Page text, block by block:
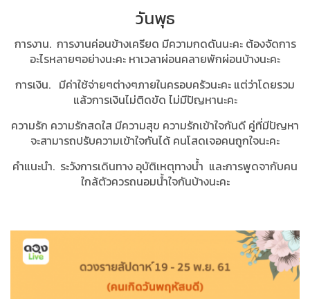
วันพุธ
การงาน. การงานค่อนข้างเครียด มีความกดดันนะคะ ต้องจัดการ
อะไรหลายๆอย่างนะคะ หาเวลาผ่อนคลายพักผ่อนบ้างนะคะ
การเงิน. มีค่าใช้จ่ายๆต่างๆภายในครอบครัวนะคะ แต่ว่าโดยรวม
แล้วการเงินไม่ติดขัด ไม่มีปัญหานะคะ
ความรัก ความรักสดใส มีความสุข ความรักเข้าใจกันดี คู่ที่มีปัญหา
จะสามารถปรับความเข้าใจกันได้ คนโสดเจอคนถูกใจนะคะ
คำแนะนำ. ระวังการเดินทาง อุบัติเหตุทางน้ำ และการพูดจากับคน
ใกล้ตัวควรถนอมน้ำใจกันบ้างนะคะ